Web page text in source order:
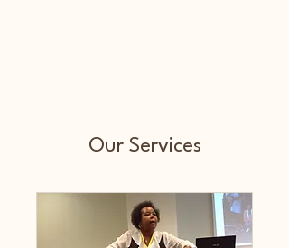
Our Services